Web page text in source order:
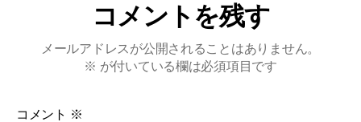
コメントを残す
メールアドレスが公開されることはありません。
※ が付いている欄は必須項目です
コメント ※